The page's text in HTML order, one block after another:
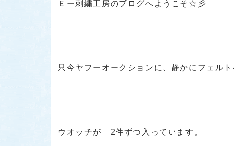
Ｅー刺繍工房のブログへようこそ☆彡
只今ヤフーオークションに、静かにフェルト
ウオッチが 2件ずつ入っています。